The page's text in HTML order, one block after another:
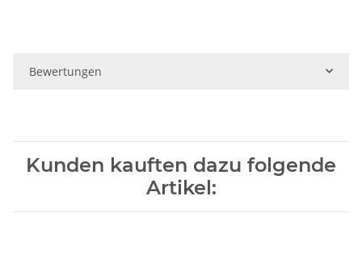
Bewertungen
Kunden kauften dazu folgende
Artikel: